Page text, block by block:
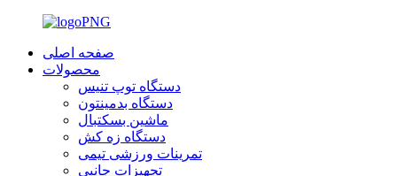
صفحه اصلی
محصولات
دستگاه توپ تنیس
دستگاه بدمینتون
ماشین بسکتبال
دستگاه زه کش
تمرینات ورزشی تیمی
تجهیزات جانبی